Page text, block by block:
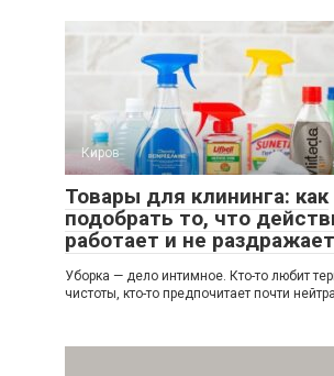
Киров
Товары для клининга: как
подобрать то, что
работает и не раздражает
Уборка — дело интимное. Кто-то любит
чистоты, кто-то предпочитает почти